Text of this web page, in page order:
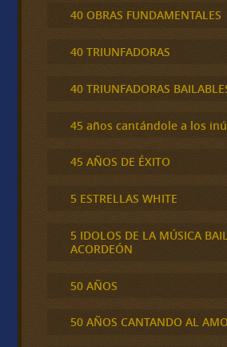
40 OBRAS FUNDAMENTALES
40 TRIUNFADORAS
40 TRIUNFADORAS
45 años cantándole a los
45 AÑOS DE ÉXITO
5 ESTRELLAS WHITE
5 IDOLOS DE LA MÚSICA
ACORDEÓN
50 AÑOS
50 AÑOS CANTANDO AL